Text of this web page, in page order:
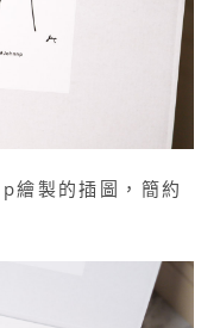
繪製的插圖，簡約